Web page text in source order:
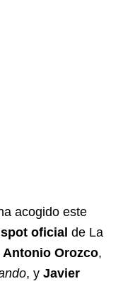
acogido este
spot oficial de La
Antonio Orozco,
, y Javier